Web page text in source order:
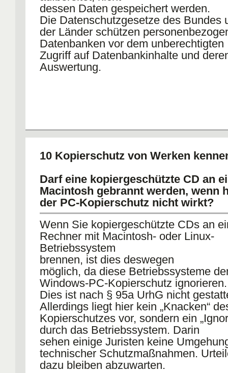
dessen Daten gespeichert werden.
Die Datenschutzgesetze des Bundes
der Länder schützen
Datenbanken vor dem unberechtigten
Zugriff auf Datenbankinhalte und
Auswertung.
10 Kopierschutz von Werken
Darf eine kopiergeschützte CD an
Macintosh gebrannt werden, wenn
der PC-Kopierschutz nicht wirkt?
Wenn Sie kopiergeschützte CDs an
Rechner mit Macintosh- oder Linux-
Betriebssystem
brennen, ist dies deswegen
möglich, da diese Betriebssysteme
Windows-PC-Kopierschutz ignorieren.
Dies ist nach § 95a UrhG nicht
Allerdings liegt hier kein „Knacken“
Kopierschutzes vor, sondern ein
durch das Betriebssystem. Darin
sehen einige Juristen keine
technischer Schutzmaßnahmen.
dazu bleiben abzuwarten.